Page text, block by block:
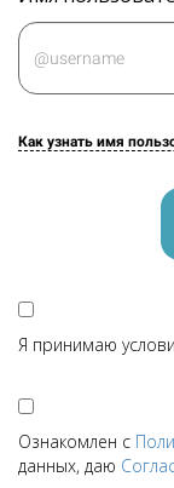
Как узнать имя
Я принимаю
Ознакомлен с
данных, даю